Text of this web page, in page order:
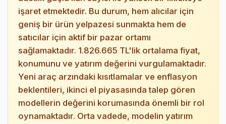
işaret etmektedir. Bu durum, hem alıcılar için
geniş bir ürün yelpazesi sunmakta hem de
satıcılar için aktif bir pazar ortamı
sağlamaktadır. 1.826.665 TL'lik ortalama fiyat,
konumunu ve yatırım değerini vurgulamaktadır.
Yeni araç arzındaki kısıtlamalar ve enflasyon
beklentileri, ikinci el piyasasında talep gören
modellerin değerini korumasında önemli bir rol
oynamaktadır. Orta vadede, modelin yatırım